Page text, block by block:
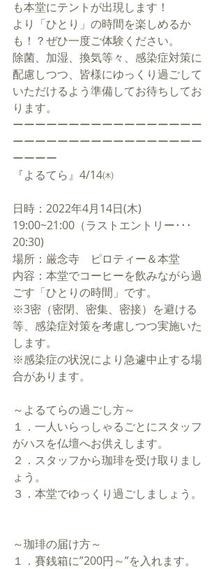
も本堂にテントが出現します！
より「ひとり」の時間を楽しめるか
も！？ぜひ一度ご体験ください。
除菌、加湿、換気等々、感染症対策に
配慮しつつ、皆様にゆっくり過ごして
いただけるよう準備してお待ちしてお
ります。
ーーーーーーーーーーーーーーーーー
ーーーーーーーーーーーーーーーーー
ーーーー
『よるてら』4/14㈭
日時：2022年4月14日(木)
19:00~21:00（ラストエントリー･･･
20:30)
場所：厳念寺　ピロティー＆本堂
内容：本堂でコーヒーを飲みながら過
ごす「ひとりの時間」です。
※3密（密閉、密集、密接）を避ける
等、感染症対策を考慮しつつ実施いた
します。
※感染症の状況により急遽中止する場
合があります。
～よるてらの過ごし方～
１．一人いらっしゃるごとにスタッフ
がハスを仏壇へお供えします。
２．スタッフから珈琲を受け取りまし
ょう。
３．本堂でゆっくり過ごしましょう。
～珈琲の届け方～
１．賽銭箱に”200円～”を入れます。